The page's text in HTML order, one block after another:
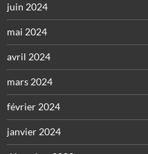
juin 2024
mai 2024
avril 2024
mars 2024
février 2024
janvier 2024